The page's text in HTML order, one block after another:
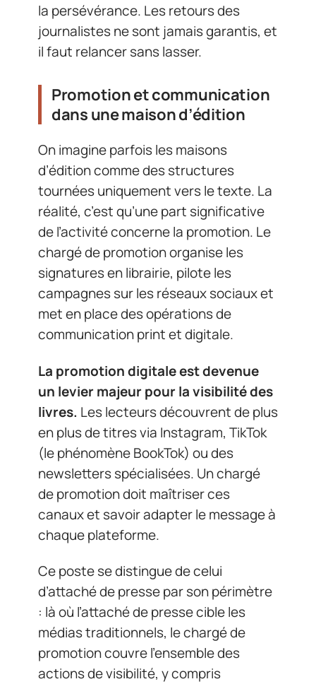
la persévérance. Les retours des
journalistes ne sont jamais garantis, et
il faut relancer sans lasser.
Promotion et communication
dans une maison d’édition
On imagine parfois les maisons
d’édition comme des structures
tournées uniquement vers le texte. La
réalité, c’est qu’une part significative
de l’activité concerne la promotion. Le
chargé de promotion organise les
signatures en librairie, pilote les
campagnes sur les réseaux sociaux et
met en place des opérations de
communication print et digitale.
La promotion digitale est devenue
un levier majeur pour la visibilité des
livres. Les lecteurs découvrent de plus
en plus de titres via Instagram, TikTok
(le phénomène BookTok) ou des
newsletters spécialisées. Un chargé
de promotion doit maîtriser ces
canaux et savoir adapter le message à
chaque plateforme.
Ce poste se distingue de celui
d’attaché de presse par son périmètre
: là où l’attaché de presse cible les
médias traditionnels, le chargé de
promotion couvre l’ensemble des
actions de visibilité, y compris